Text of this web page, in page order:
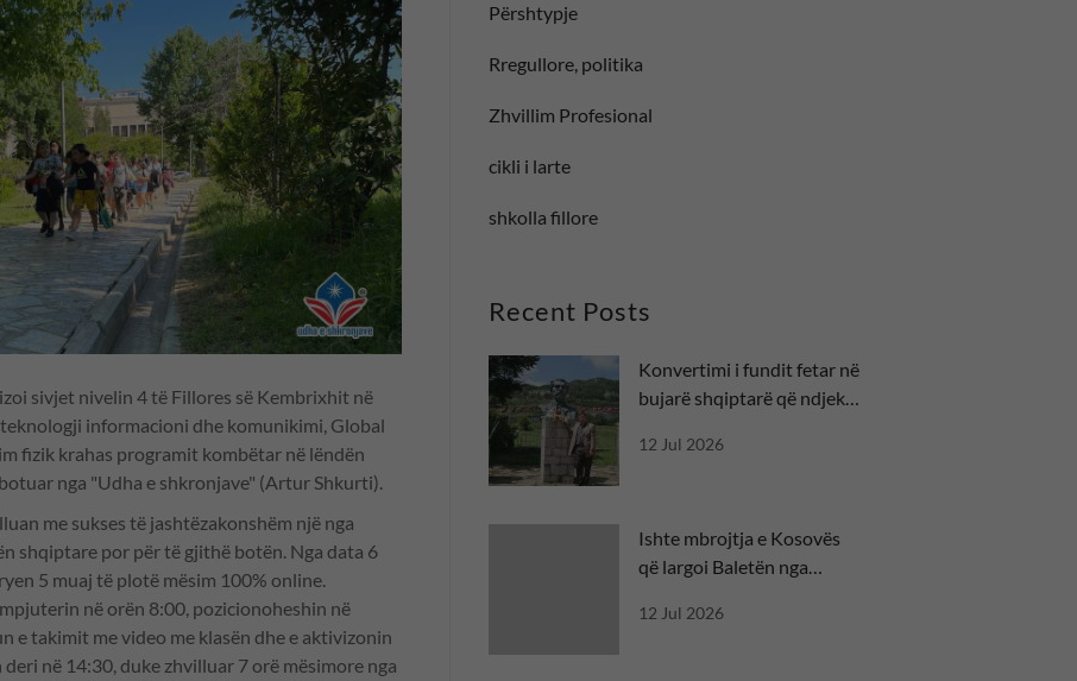
sivjet nivelin 4 të Fillores së Kembrixhit në
informacioni dhe komunikimi, Global
fizik krahas programit kombëtar në lëndën
nga "Udha e shkronjave" (Artur Shkurti).
me sukses të jashtëzakonshëm një nga
shqiptare por për të gjithë botën. Nga data 6
5 muaj të plotë mësim 100% online.
në orën 8:00, pozicionoheshin në
e takimit me video me klasën dhe e aktivizonin
në 14:30, duke zhvilluar 7 orë mësimore nga
Përshtypje
Rregullore, politika
Zhvillim Profesional
cikli i larte
shkolla fillore
Recent Posts
Konvertimi i fundit fetar në
bujarë shqiptarë që ndjekin
12 Jul 2026
Ishte mbrojtja e Kosovës
që largoi Baletën nga
12 Jul 2026